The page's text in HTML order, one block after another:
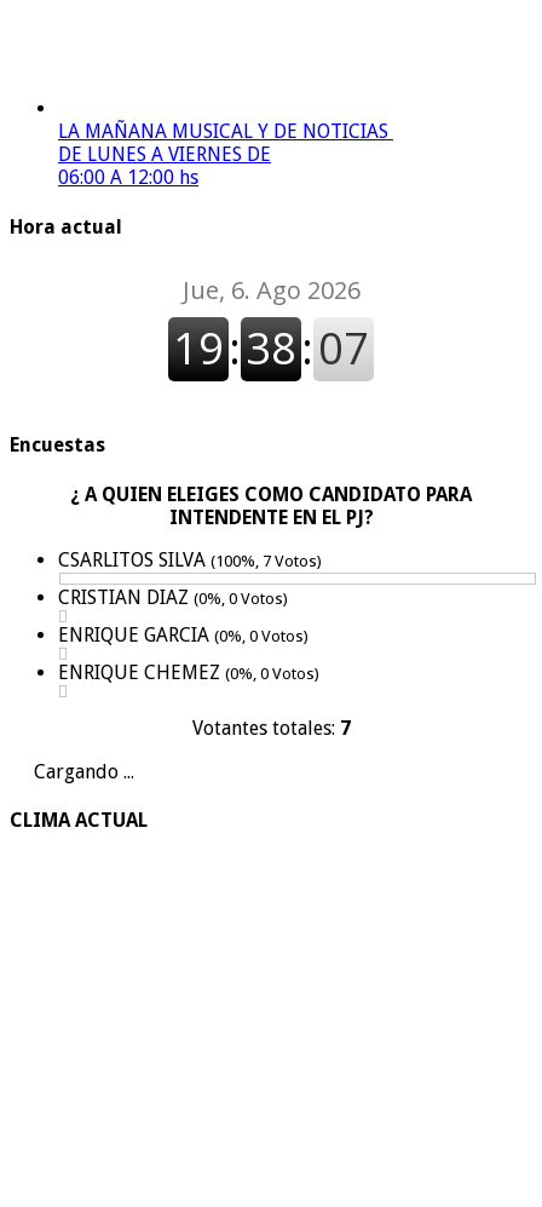
LA MAÑANA MUSICAL Y DE NOTICIAS
DE LUNES A VIERNES DE
06:00 A 12:00 hs
Hora actual
Encuestas
¿ A QUIEN ELEIGES COMO CANDIDATO PARA
INTENDENTE EN EL PJ?
CSARLITOS SILVA (100%, 7 Votos)
CRISTIAN DIAZ (0%, 0 Votos)
ENRIQUE GARCIA (0%, 0 Votos)
ENRIQUE CHEMEZ (0%, 0 Votos)
Votantes totales: 7
Cargando ...
CLIMA ACTUAL